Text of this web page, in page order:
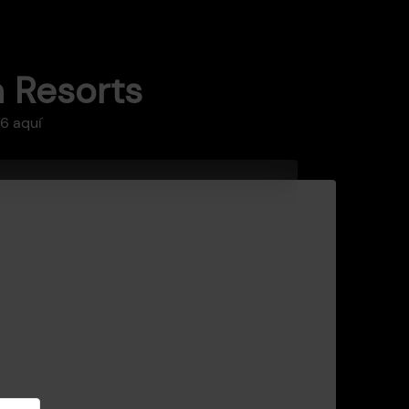
aquí